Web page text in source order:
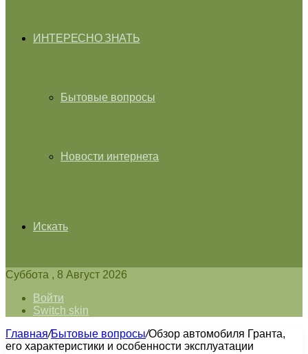
ИНТЕРЕСНО ЗНАТЬ
Бытовые вопросы
Новости интернета
Искать
Суббота , 8 Август 2026
Войти
Switch skin
Главная/Бытовые вопросы/Обзор автомобиля Гранта,
его характеристики и особенности эксплуатации